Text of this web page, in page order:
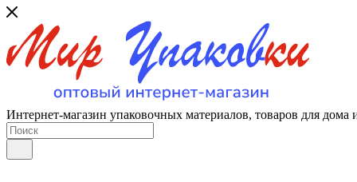
Интернет-магазин упаковочных материалов, товаров для дома